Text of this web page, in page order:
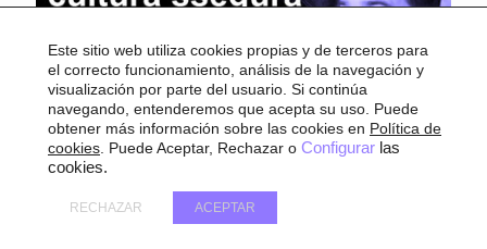
6 junio, 2023
`Soto y la Cultura Ssegura´ 06-06-
2023. Del Múseo de Pérgamo al
teatro de Avignon
Este sitio web utiliza cookies propias y de terceros para
el correcto funcionamiento, análisis de la navegación y
visualización por parte del usuario. Si continúa
navegando, entenderemos que acepta su uso. Puede
obtener más información sobre las cookies en Política de
cookies . Puede Aceptar, Rechazar o Configurar las
cookies.
ACEPTAR
RECHAZAR